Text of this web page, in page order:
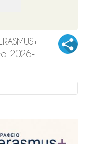
-
2026-